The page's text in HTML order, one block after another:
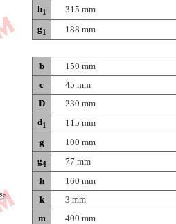
h1
315 mm
g1 188 mm
b
150 mm
c
45 mm
D
230 mm
d1
115 mm
g
100 mm
g4
77 mm
h
160 mm
k
3 mm
m
400 mm